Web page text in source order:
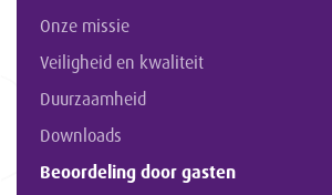
Onze missie
Veiligheid en kwaliteit
Duurzaamheid
Downloads
Beoordeling door gasten